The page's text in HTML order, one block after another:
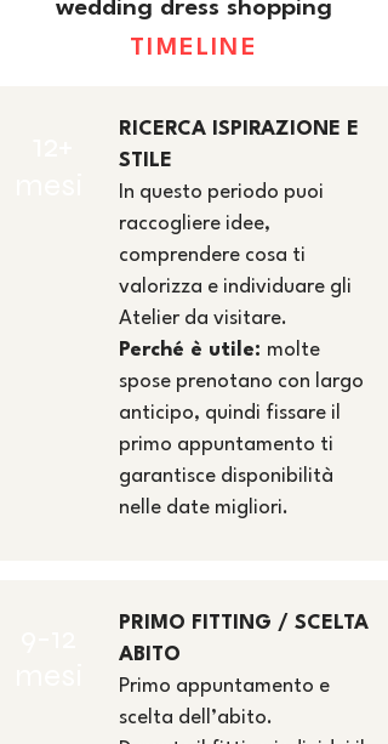
wedding dress shopping
TIMELINE
​RICERCA ISPIRAZIONE E
STILE
In questo periodo puoi
raccogliere idee,
comprendere cosa ti
valorizza e individuare gli
Atelier da visitare.
Perché è utile: molte
spose prenotano con largo
anticipo, quindi fissare il
primo appuntamento ti
garantisce disponibilità
nelle date migliori.
PRIMO FITTING / SCELTA
ABITO
Primo appuntamento e
scelta dell’abito.